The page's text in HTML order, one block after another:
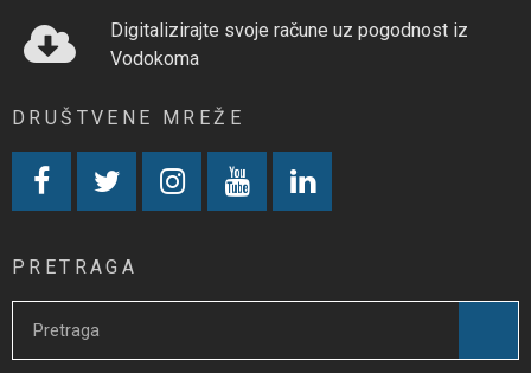
Digitalizirajte svoje račune uz pogodnost iz
Vodokoma
DRUŠTVENE MREŽE
PRETRAGA